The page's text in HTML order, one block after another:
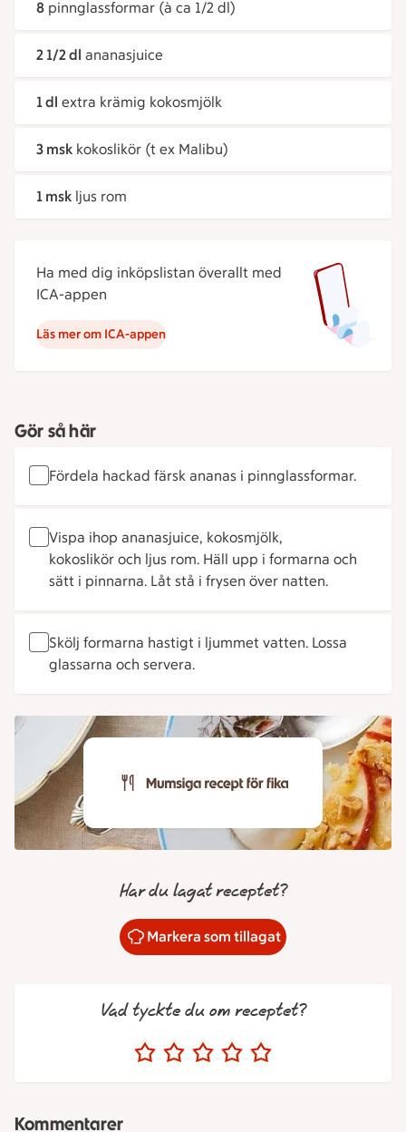
8 pinnglassformar (à ca 1/2 dl)
2 1/2 dl ananasjuice
1 dl extra krämig kokosmjölk
3 msk kokoslikör (t ex Malibu)
1 msk ljus rom
Ha med dig inköpslistan överallt med
ICA-appen
Läs mer om ICA-appen
Gör så här
Fördela hackad färsk ananas i pinnglassformar.
Vispa ihop ananasjuice, kokosmjölk,
kokoslikör och ljus rom. Häll upp i formarna och
sätt i pinnarna. Låt stå i frysen över natten.
Skölj formarna hastigt i ljummet vatten. Lossa
glassarna och servera.
Har du lagat receptet?
Markera som tillagat
Vad tyckte du om receptet?
Kommentarer